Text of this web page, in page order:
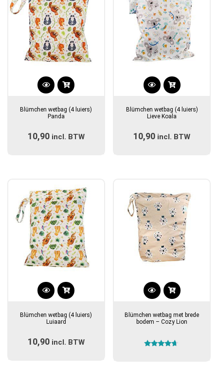
Blümchen wetbag (4 luiers)
Panda
10,90 incl. BTW
Blümchen wetbag (4 luiers)
Lieve Koala
10,90 incl. BTW
Blümchen wetbag (4 luiers)
Luiaard
10,90 incl. BTW
Blümchen wetbag met brede
bodem – Cozy Lion